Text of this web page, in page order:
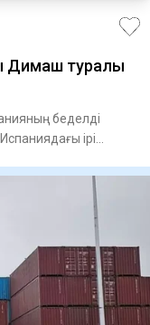
Димаш туралы
беделді
ірі